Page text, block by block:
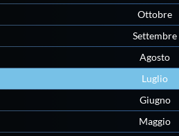
Privacy
Cookie Policy
Archivio News
Ottobre
Settembre
Agosto
Luglio
Giugno
Maggio